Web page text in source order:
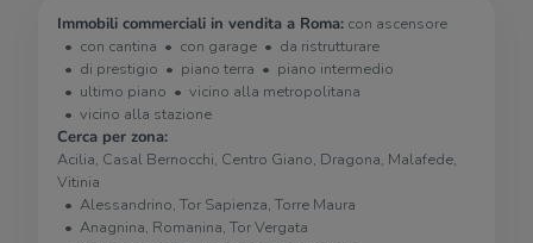
Immobili commerciali in vendita a Roma: con ascensore
con cantina
con garage
da ristrutturare
di prestigio
piano terra
piano intermedio
ultimo piano
vicino alla metropolitana
vicino alla stazione
Cerca per zona:
Acilia, Casal Bernocchi, Centro Giano, Dragona, Malafede,
Vitinia
Alessandrino, Tor Sapienza, Torre Maura
Anagnina, Romanina, Tor Vergata